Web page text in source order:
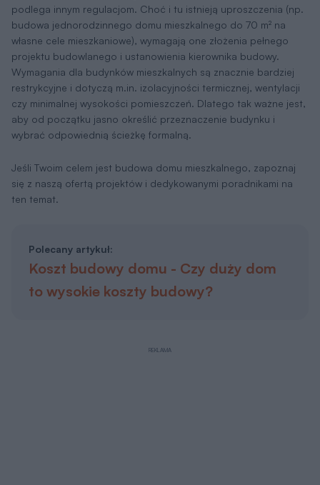
podlega innym regulacjom. Choć i tu istnieją uproszczenia (np.
budowa jednorodzinnego domu mieszkalnego do 70 m² na
własne cele mieszkaniowe), wymagają one złożenia pełnego
projektu budowlanego i ustanowienia kierownika budowy.
Wymagania dla budynków mieszkalnych są znacznie bardziej
restrykcyjne i dotyczą m.in. izolacyjności termicznej, wentylacji
czy minimalnej wysokości pomieszczeń. Dlatego tak ważne jest,
aby od początku jasno określić przeznaczenie budynku i
wybrać odpowiednią ścieżkę formalną.
Jeśli Twoim celem jest budowa domu mieszkalnego, zapoznaj
się z naszą ofertą projektów i dedykowanymi poradnikami na
ten temat.
Polecany artykuł:
Koszt budowy domu - Czy duży dom
to wysokie koszty budowy?